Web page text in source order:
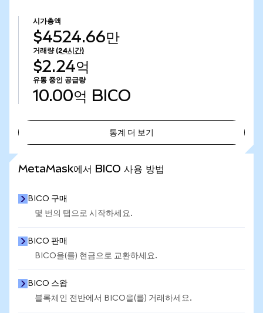
시가총액
$4524.66만
거래량 (24시간)
$2.24억
유통 중인 공급량
10.00억 BICO
통계 더 보기
MetaMask에서 BICO 사용 방법
BICO 구매
몇 번의 탭으로 시작하세요.
BICO 판매
BICO을(를) 현금으로 교환하세요.
BICO 스왑
블록체인 전반에서 BICO을(를) 거래하세요.